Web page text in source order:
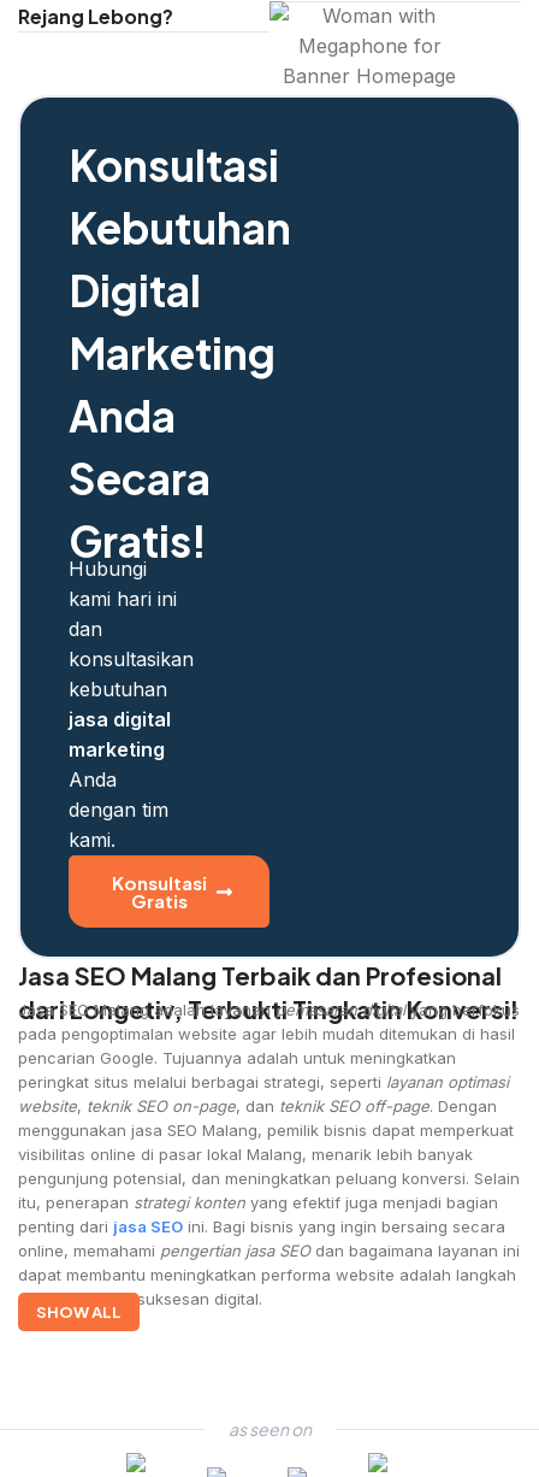
Rejang Lebong?
Konsultasi
Kebutuhan
Digital
Marketing
Anda
Secara
Gratis!
Hubungi
kami hari ini
dan
konsultasikan
kebutuhan
jasa digital
marketing
Anda
dengan tim
kami.
Konsultasi
Gratis
Jasa SEO Malang Terbaik dan Profesional
dari Longetiv, Terbukti Tingkatin Konversi!
Jasa SEO Malang adalah layananpemasaran digitalyang berfokus
pada pengoptimalan website agar lebih mudah ditemukan di hasil
pencarian Google. Tujuannya adalah untuk meningkatkan
peringkat situs melalui berbagai strategi, seperti layanan optimasi
website, teknik SEO on-page, dan teknik SEO off-page. Dengan
menggunakan jasa SEO Malang, pemilik bisnis dapat memperkuat
visibilitas online di pasar lokal Malang, menarik lebih banyak
pengunjung potensial, dan meningkatkan peluang konversi. Selain
itu, penerapan strategi konten yang efektif juga menjadi bagian
penting dari jasa SEO ini. Bagi bisnis yang ingin bersaing secara
online, memahami pengertian jasa SEOdan bagaimana layanan ini
dapat membantu meningkatkan performa website adalah langkah
awal menuju kesuksesan digital.
SHOW ALL
as seen on